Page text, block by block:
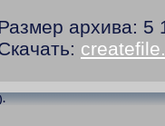
архива: 5